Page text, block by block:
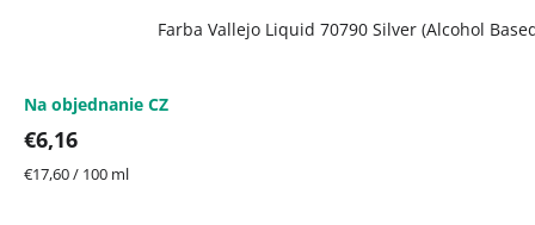
Farba Vallejo Liquid 70790 Silver (Alcohol
Na objednanie CZ
€6,16
Jednotková
€17,60 / 100 ml